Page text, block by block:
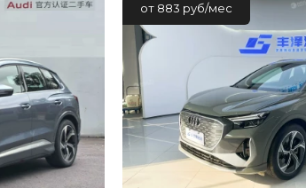
от 883 руб/мес